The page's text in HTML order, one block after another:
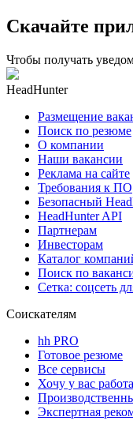
Скачайте
Чтобы получать
HeadHunter
Размещение
Поиск по резюме
О компании
Наши вакансии
Реклама на сайте
Требования к ПО
Безопасный
HeadHunter API
Партнерам
Инвесторам
Каталог
Поиск по
Сетка: соцсеть
Соискателям
hh PRO
Готовое резюме
Все сервисы
Хочу у вас
Экспертная